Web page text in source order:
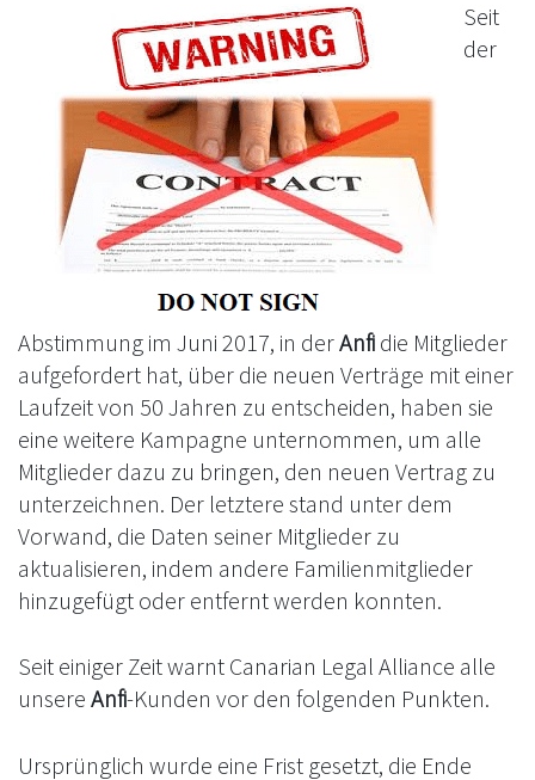
Seit
der
Abstimmung im Juni 2017, in derAnfi die Mitglieder
aufgefordert hat, über die neuen Verträge mit einer
Laufzeit von 50 Jahren zu entscheiden, haben sie
eine weitere Kampagne unternommen, um alle
Mitglieder dazu zu bringen, den neuen Vertrag zu
unterzeichnen. Der letztere stand unter dem
Vorwand, die Daten seiner Mitglieder zu
aktualisieren, indem andere Familienmitglieder
hinzugefügt oder entfernt werden konnten.
Seit einiger Zeit warnt Canarian Legal Alliance alle
unsere Anfi-Kunden vor den folgenden Punkten.
Ursprünglich wurde eine Frist gesetzt, die Ende